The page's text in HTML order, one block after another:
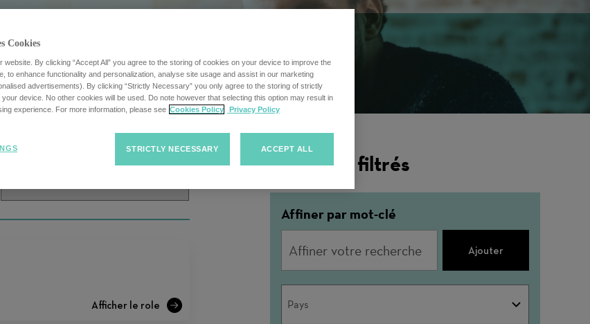
Trier
offres
Trier les offres d'emploi Résultats filtrés
Affiner par mot-clé
Ajouter
métier
Pays
Cookies
website. By clicking “Accept All” you agree to the storing of cookies on your device to improve the
to enhance functionality and personalization, analyse site usage and assist in our marketing
advertisements). By clicking “Strictly Necessary” you only agree to the storing of strictly
device. No other cookies will be used. Do note however that selecting this option may result in
experience. For more information, please see Cookies Policy Privacy Policy
STRICTLY NECESSARY ACCEPT ALL